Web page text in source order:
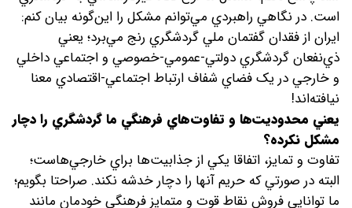
است. در نگاهي راهبردي مي‌توانم مشکل را اين‌گونه بيان کنم:
ايران از فقدان گفتمان ملي گردشگري رنج مي‌برد؛ يعني
ذي‌نفعان گردشگري دولتي-عمومي-خصوصي و اجتماعي داخلي
و خارجي در يک فضاي شفاف ارتباط اجتماعي-اقتصادي معنا
نيافته‌اند!
يعني محدوديت‌ها و تفاوت‌هاي فرهنگي ما گردشگري را دچار
مشکل نکرده؟
تفاوت و تمايز، اتفاقا يکي از جذابيت‌ها براي خارجي‌هاست؛
البته در صورتي که حريم آنها را دچار خدشه نکند. صراحتا بگويم؛
ما توانايي فروش نقاط قوت و متمايز فرهنگي خودمان مانند